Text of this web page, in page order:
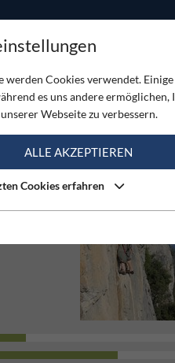
werden Cookies verwendet.
es uns andere ermöglichen,
Webseite zu verbessern.
ALLE AKZEPTIEREN
Cookies erfahren